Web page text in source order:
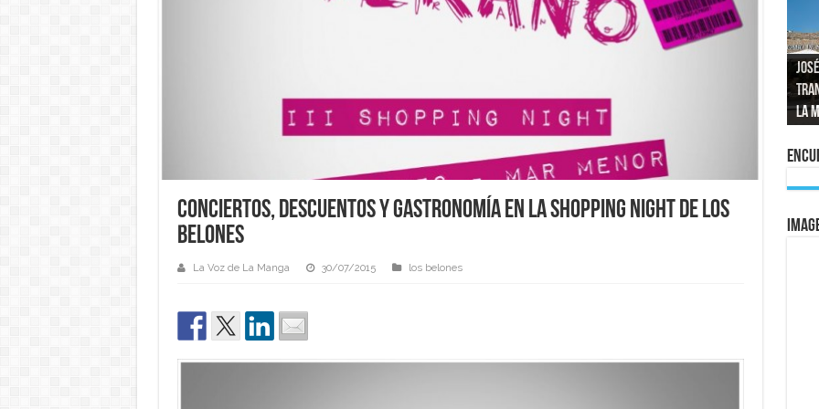
CONCIERTOS, DESCUENTOS Y GASTRONOMÍA EN LA SHOPPING NIGHT DE LOS
BELONES
La Voz de La Manga 30/07/2015 los belones
La
La
El
al